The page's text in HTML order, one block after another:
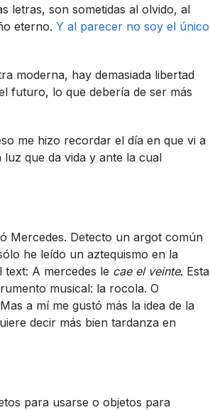
letras, son sometidas al olvido, al
eterno. Y al parecer no soy el único
moderna, hay demasiada libertad
futuro, lo que deberí­a de ser más
me hizo recordar el dí­a en que vi a
que da vida y ante la cual
Mercedes. Detecto un argot común
he leí­do un aztequismo en la
text: A mercedes le cae el veinte. Esta
musical: la rocola. O
a mí­ me gustó más la idea de la
decir más bien tardanza en
para usarse o objetos para